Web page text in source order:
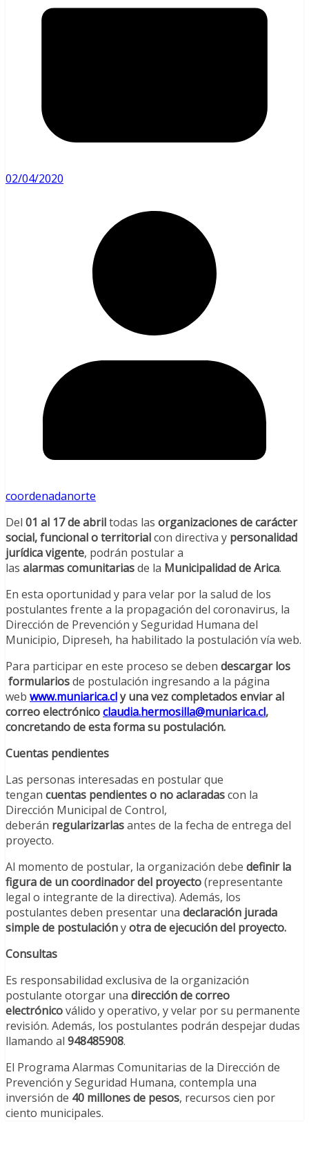
02/04/2020
coordenadanorte
Del 01 al 17 de abriltodas las organizaciones de carácter
social, funcional o territorialcon directiva y personalidad
jurídica vigente, podrán postular a
las alarmas comunitariasde la Municipalidad de Arica.
En esta oportunidad y para velar por la salud de los
postulantes frente a la propagación del coronavirus, la
Dirección de Prevención y Seguridad Humana del
Municipio, Dipreseh, ha habilitado la postulación vía web.
Para participar en este proceso se deben descargar los
formulariosde postulación ingresando a la página
web www.muniarica.cly una vez completados enviar al
correo electrónicoclaudia.hermosilla@muniarica.cl,
concretando de esta forma su postulación.
Cuentas pendientes
Las personas interesadas en postular que
tengan cuentas pendientes o no aclaradascon la
Dirección Municipal de Control,
deberán regularizarlasantes de la fecha de entrega del
proyecto.
Al momento de postular, la organización debe definir la
figura de un coordinador del proyecto(representante
legal o integrante de la directiva). Además, los
postulantes deben presentar una declaración jurada
simple de postulaciónyotra de ejecución del proyecto.
Consultas
Es responsabilidad exclusiva de la organización
postulante otorgar una dirección de correo
electrónicoválido y operativo, y velar por su permanente
revisión. Además, los postulantes podrán despejar dudas
llamando al 948485908.
El Programa Alarmas Comunitarias de la Dirección de
Prevención y Seguridad Humana, contempla una
inversión de 40 millones de pesos, recursos cien por
ciento municipales.